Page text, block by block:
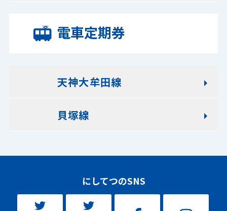
電車定期券
天神大牟田線
貝塚線
にしてつのSNS